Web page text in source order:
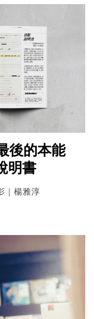
後的本能
明書
｜楊雅淳